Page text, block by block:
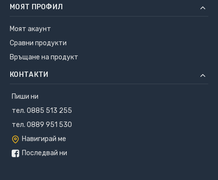
МОЯТ ПРОФИЛ
Моят акаунт
Сравни продукти
Връщане на продукт
КОНТАКТИ
Пиши ни
тел. 0885 513 255
тел. 0889 951 530
Навигирай ме
Последвай ни